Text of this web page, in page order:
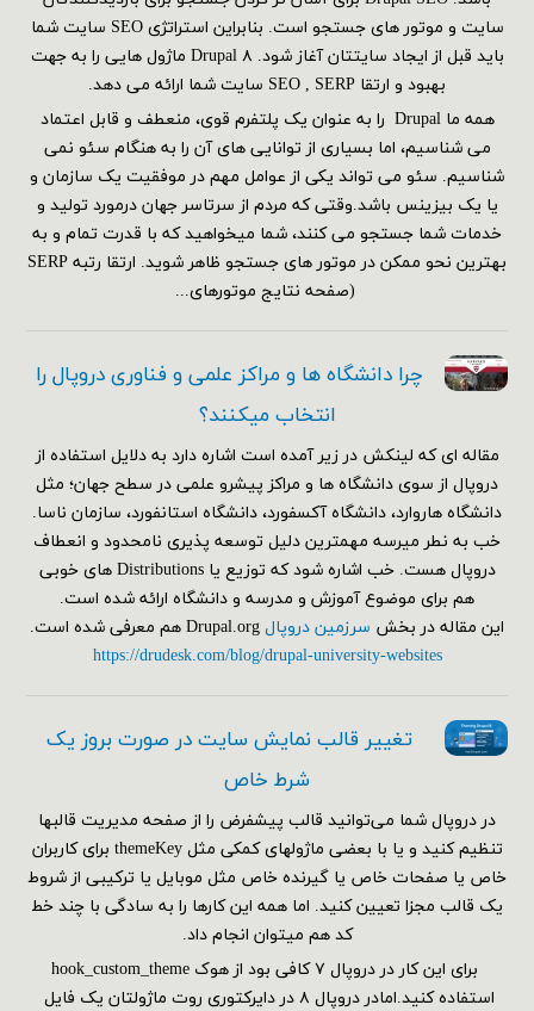
سایت و موتور های جستجو است. بنابراین استراتژی SEO سایت شما
باید قبل از ایجاد سایتتان آغاز شود. Drupal ۸ ماژول هایی را به جهت
بهبود و ارتقا SEO , SERP سایت شما ارائه می دهد.
همه ما Drupal را به عنوان یک پلتفرم قوی، منعطف و قابل اعتماد
می شناسیم، اما بسیاری از توانایی های آن را به هنگام سئو نمی
شناسیم. سئو می تواند یکی از عوامل مهم در موفقیت یک سازمان و
یا یک بیزینس باشد.وقتی که مردم از سرتاسر جهان درمورد تولید و
خدمات شما جستجو می کنند، شما میخواهید که با قدرت تمام و به
بهترین نحو ممکن در موتور های جستجو ظاهر شوید. ارتقا رتبه SERP
(صفحه نتایج موتورهای...
چرا دانشگاه ها و مراکز علمی و فناوری دروپال را
انتخاب میکنند؟
مقاله ای که لینکش در زیر آمده است اشاره دارد به دلایل استفاده از
دروپال از سوی دانشگاه ها و مراکز پیشرو علمی در سطح جهان؛ مثل
دانشگاه هاروارد، دانشگاه آکسفورد، دانشگاه استانفورد، سازمان ناسا.
خب به نطر میرسه مهمترین دلیل توسعه پذیری نامحدود و انعطاف
دروپال هست. خب اشاره شود که توزیع یا Distributions های خوبی
هم برای موضوع آموزش و مدرسه و دانشگاه ارائه شده است.
این مقاله در بخش سرزمین دروپالDrupal.org هم معرفی شده است.
https://drudesk.com/blog/drupal-university-websites
تغییر قالب نمایش سایت در صورت بروز یک
شرط خاص
در دروپال شما می‌توانید قالب پیشفرض را از صفحه مدیریت قالبها
تنظیم کنید و یا با بعضی ماژولهای کمکی مثل themeKey برای کاربران
خاص یا صفحات خاص یا گیرنده خاص مثل موبایل یا ترکیبی از شروط
یک قالب مجزا تعیین کنید. اما همه این کارها را به سادگی با چند خط
کد هم می‎توان انجام داد.
برای این کار در دروپال ۷ کافی بود از هوک hook_custom_theme
استفاده کنید.امادر دروپال ۸ در دایرکتوری روت ماژولتان یک فایل